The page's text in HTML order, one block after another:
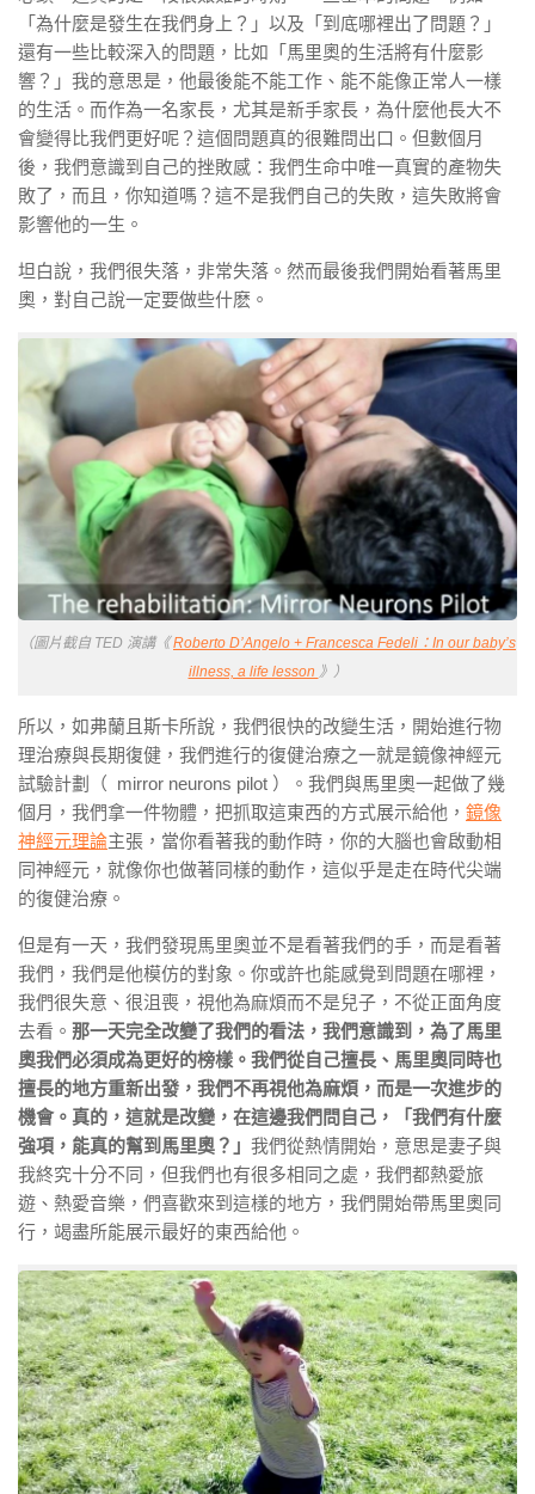
「為什麼是發生在我們身上？」以及「到底哪裡出了問題？」
還有一些比較深入的問題，比如「馬里奧的生活將有什麼影
響？」我的意思是，他最後能不能工作、能不能像正常人一樣
的生活。而作為一名家長，尤其是新手家長，為什麼他長大不
會變得比我們更好呢？這個問題真的很難問出口。但數個月
後，我們意識到自己的挫敗感：我們生命中唯一真實的產物失
敗了，而且，你知道嗎？這不是我們自己的失敗，這失敗將會
影響他的一生。
坦白說，我們很失落，非常失落。然而最後我們開始看著馬里
奧，對自己說一定要做些什麽。
（圖片截自 TED 演講《Roberto D’Angelo + Francesca Fedeli：In our baby’s
illness, a life lesson 》）
所以，如弗蘭且斯卡所說，我們很快的改變生活，開始進行物
理治療與長期復健，我們進行的復健治療之一就是鏡像神經元
試驗計劃（ mirror neurons pilot ）。我們與馬里奧一起做了幾
個月，我們拿一件物體，把抓取這東西的方式展示給他， 鏡像
神經元理論主張，當你看著我的動作時，你的大腦也會啟動相
同神經元，就像你也做著同樣的動作，這似乎是走在時代尖端
的復健治療。
但是有一天，我們發現馬里奧並不是看著我們的手，而是看著
我們，我們是他模仿的對象。你或許也能感覺到問題在哪裡，
我們很失意、很沮喪，視他為麻煩而不是兒子，不從正面角度
去看。 那一天完全改變了我們的看法，我們意識到，為了馬里
奧我們必須成為更好的榜樣。我們從自己擅長、馬里奧同時也
擅長的地方重新出發，我們不再視他為麻煩，而是一次進步的
機會。真的，這就是改變，在這邊我們問自己，「我們有什麼
強項，能真的幫到馬里奧？」 我們從熱情開始，意思是妻子與
我終究十分不同，但我們也有很多相同之處，我們都熱愛旅
遊、熱愛音樂，們喜歡來到這樣的地方，我們開始帶馬里奧同
行，竭盡所能展示最好的東西給他。